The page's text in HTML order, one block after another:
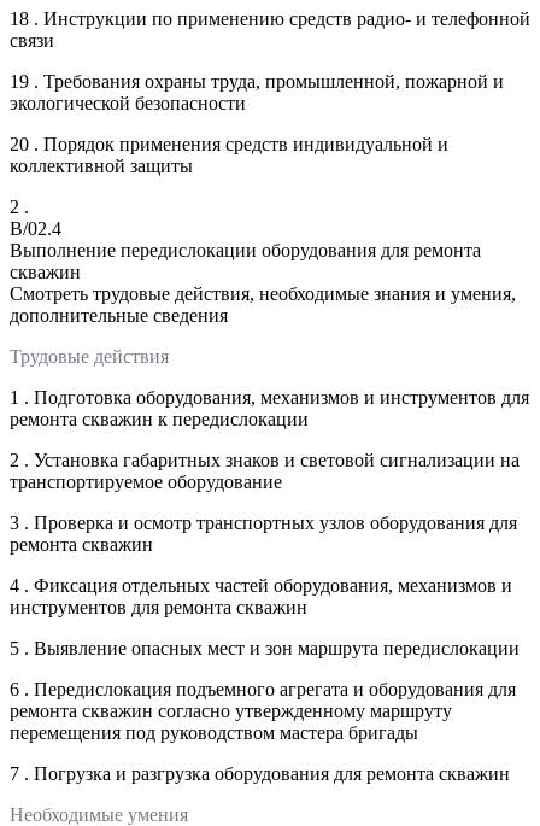
18 . Инструкции по применению средств радио- и телефонной
связи
19 . Требования охраны труда, промышленной, пожарной и
экологической безопасности
20 . Порядок применения средств индивидуальной и
коллективной защиты
2 .
B/02.4
Выполнение передислокации оборудования для ремонта
скважин
Смотреть трудовые действия, необходимые знания и умения,
дополнительные сведения
Трудовые действия
1 . Подготовка оборудования, механизмов и инструментов для
ремонта скважин к передислокации
2 . Установка габаритных знаков и световой сигнализации на
транспортируемое оборудование
3 . Проверка и осмотр транспортных узлов оборудования для
ремонта скважин
4 . Фиксация отдельных частей оборудования, механизмов и
инструментов для ремонта скважин
5 . Выявление опасных мест и зон маршрута передислокации
6 . Передислокация подъемного агрегата и оборудования для
ремонта скважин согласно утвержденному маршруту
перемещения под руководством мастера бригады
7 . Погрузка и разгрузка оборудования для ремонта скважин
Необходимые умения